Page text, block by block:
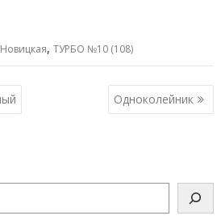
,ТУРБО №10 (108)
Одноколейник